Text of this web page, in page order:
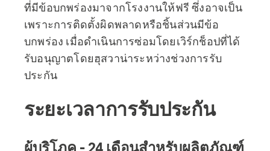
ที่มีข้อบกพร่องมาจากโรงงานให้ฟรี ซึ่งอาจเป็น
เพราะการติดตั้งผิดพลาดหรือชิ้นส่วนมีข้อ
บกพร่อง เมื่อดำเนินการซ่อมโดยเวิร์กช็อปที่ได้
รับอนุญาตโดยฮุสวาน่าระหว่างช่วงการรับ
ประกัน
ระยะเวลาการรับประกัน
ผู้บริโภค - 24 เดือนสำหรับผลิตภัณฑ์